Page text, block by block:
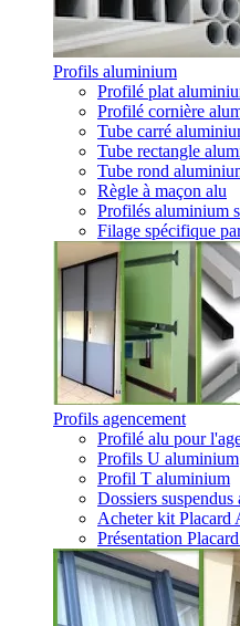
Profils aluminium
Profilé plat
Profilé cornière
Tube carré
Tube rectangle
Tube rond
Règle à maçon alu
Profilés aluminium
Filage spécifique
Profils agencement
Profilé alu pour
Profils U aluminium
Profil T aluminium
Dossiers
Acheter kit Placard
Présentation